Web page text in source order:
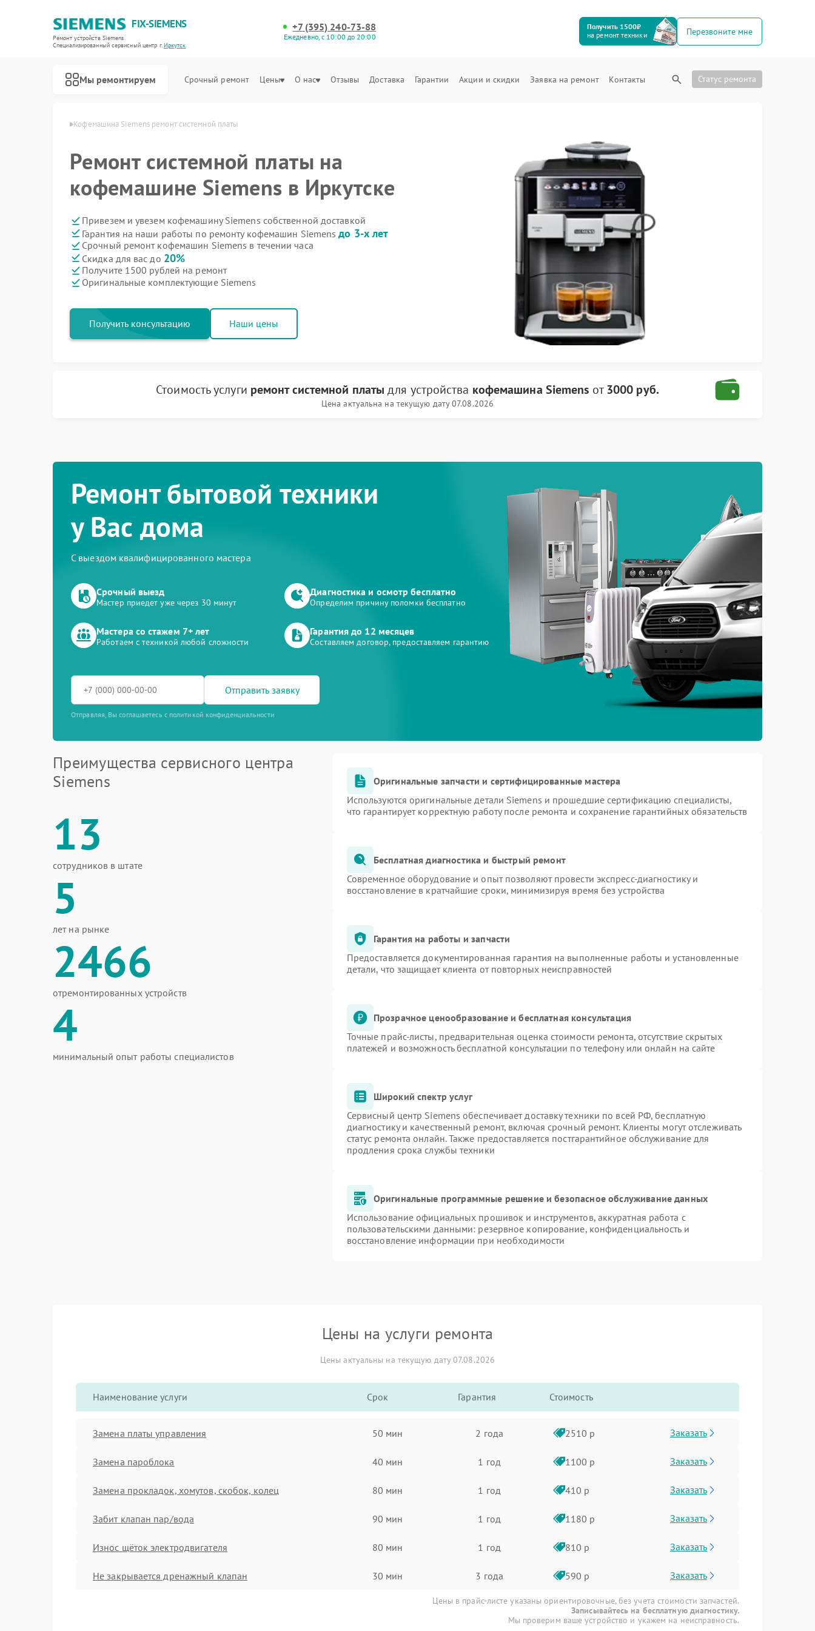
FIX-SIEMENS
Ремонт устройств Siemens
Специализированный cервисный центр г.Иркутск
+7 (395) 240-73-88
Ежедневно, с 10:00 до 20:00
Получить 1500₽
на ремонт техники
Перезвоните мне
Мы ремонтируем Срочный ремонт Цены О нас Отзывы Доставка Гарантии Акции и скидки Заявка на ремонт Контакты Статус ремонта
в Иркутске Кофемашина Siemens ремонт системной платы
Ремонт системной платы на
кофемашине Siemens в Иркутске
Привезем и увезем кофемашину Siemens собственной доставкой
Гарантия на наши работы по ремонту кофемашин Siemensдо 3-х лет
Срочный ремонт кофемашин Siemens в течении часа
Скидка для вас до 20%
Получите 1500 рублей на ремонт
Оригинальные комплектующие Siemens
Получить консультацию Наши цены
Стоимость услуги ремонт системной платы для устройства кофемашина Siemens от3000 руб.
Цена актуальна на текущую дату 07.08.2026
Ремонт бытовой техники
у Вас дома
С выездом квалифицированного мастера
Срочный выезд
Мастер приедет уже через 30 минут
Диагностика и осмотр бесплатно
Определим причину поломки бесплатно
Мастера со стажем 7+ лет
Работаем с техникой любой сложности
Гарантия до 12 месяцев
Составляем договор, предоставляем гарантию
Отправить заявку
Отправляя, Вы соглашаетесь с политикой конфиденциальности
Преимущества сервисного центра
Siemens
13
сотрудников в штате
5
лет на рынке
2466
отремонтированных устройств
4
минимальный опыт работы специалистов
Оригинальные запчасти и сертифицированные мастера
Используются оригинальные детали Siemens и прошедшие сертификацию специалисты,
что гарантирует корректную работу после ремонта и сохранение гарантийных обязательств
Бесплатная диагностика и быстрый ремонт
Современное оборудование и опыт позволяют провести экспресс-диагностику и
восстановление в кратчайшие сроки, минимизируя время без устройства
Гарантия на работы и запчасти
Предоставляется документированная гарантия на выполненные работы и установленные
детали, что защищает клиента от повторных неисправностей
Прозрачное ценообразование и бесплатная консультация
Точные прайс-листы, предварительная оценка стоимости ремонта, отсутствие скрытых
платежей и возможность бесплатной консультации по телефону или онлайн на сайте
Широкий спектр услуг
Сервисный центр Siemens обеспечивает доставку техники по всей РФ, бесплатную
диагностику и качественный ремонт, включая срочный ремонт. Клиенты могут отслеживать
статус ремонта онлайн. Также предоставляется постгарантийное обслуживание для
продления срока службы техники
Оригинальные программные решение и безопасное обслуживание данных
Использование официальных прошивок и инструментов, аккуратная работа с
пользовательскими данными: резервное копирование, конфиденциальность и
восстановление информации при необходимости
Цены на услуги ремонта
Цены актуальны на текущую дату 07.08.2026
Наименование услуги Срок Гарантия Стоимость
Замена платы управления 50 мин 2 года 2510 р Заказать
Замена пароблока 40 мин 1 год 1100 р Заказать
Замена прокладок, хомутов, скобок, колец 80 мин 1 год 410 р Заказать
Забит клапан пар/вода 90 мин 1 год 1180 р Заказать
Износ щёток электродвигателя 80 мин 1 год 810 р Заказать
Не закрывается дренажный клапан 30 мин 3 года 590 р Заказать
Цены в прайс-листе указаны ориентировочные, без учета стоимости запчастей.
Записывайтесь на бесплатную диагностику.
Мы проверим ваше устройство и укажем на неисправность.